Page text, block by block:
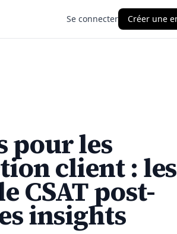
Se connecter Créer une
pour les
client : les
CSAT post-
insights